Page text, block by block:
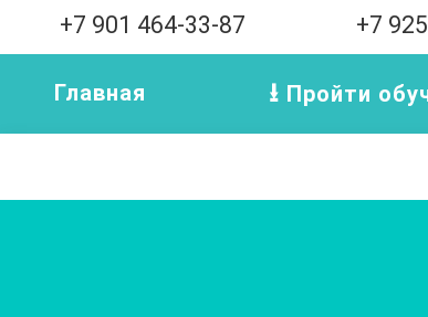
+7 901 464-33-87 +7
Главная Пройти